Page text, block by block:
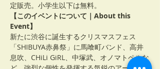
定販売。小学生以下は無料。
【このイベントについて｜About this
Event】
新たに渋谷に誕生するクリスマスフェス
「SHIBUYA赤鼻祭」に馬喰町バンド、高井
息吹、CHiLi GiRL、中塚武、オノマトペルな